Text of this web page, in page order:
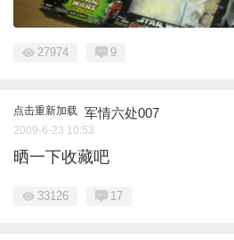
27974 9
点击重新加载 军情六处007
2009-6-23 10:53
晒一下收藏吧
33126 17